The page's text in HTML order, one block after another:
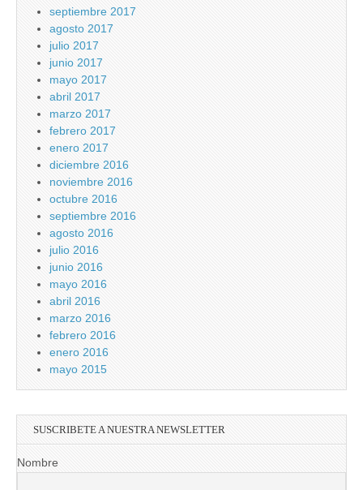
septiembre 2017
agosto 2017
julio 2017
junio 2017
mayo 2017
abril 2017
marzo 2017
febrero 2017
enero 2017
diciembre 2016
noviembre 2016
octubre 2016
septiembre 2016
agosto 2016
julio 2016
junio 2016
mayo 2016
abril 2016
marzo 2016
febrero 2016
enero 2016
mayo 2015
SUSCRIBETE A NUESTRA NEWSLETTER
Nombre